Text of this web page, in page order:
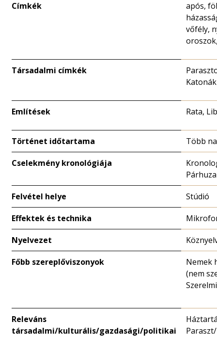
Címkék
após,
vőfély,
Társadalmi címkék
Említések Rata,
Történet időtartama Több
Cselekmény kronológiája
Felvétel helye Stúdió
Effektek és technika
Nyelvezet
Főbb szereplőviszonyok
Nemek
(nem
Releváns
társadalmi/kulturális/gazdasági/politikai